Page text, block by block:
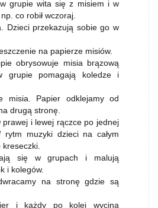
grupie wita się z misiem i w
co robił wczoraj.
Dzieci przekazują sobie go w
na papierze misiów.
obrysowuje misia brązową
grupie pomagają koledze i
misia. Papier odklejamy od
drugą stronę.
prawej i lewej rączce po jednej
rytm muzyki dzieci na całym
się w grupach i malują
i kolegów.
na stronę gdzie są
i każdy po kolei wycina